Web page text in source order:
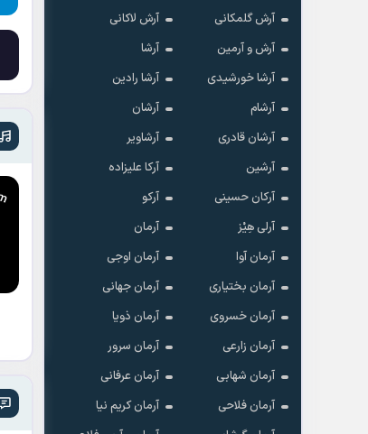
آرش گلمکانی
آرش لاکانی
آرش و آرمین
آرشا
آرشا خورشیدی
آرشا رادین
آرشام
آرشان
آرشان قادری
آرشاویر
آرشین
آرکا علیزاده
آرکان حسینی
آرکو
آرلی هِیْز
آرمان
آرمان آوا
آرمان اوجی
آرمان بختیاری
آرمان جهانی
آرمان خسروی
آرمان ذویا
آرمان زارعی
آرمان سرور
آرمان شهابی
آرمان عرفانی
آرمان فلاحی
آرمان کریم نیا